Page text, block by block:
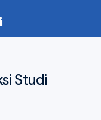
Studi